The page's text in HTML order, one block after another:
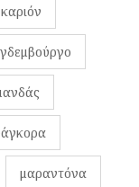
μαραντόνα